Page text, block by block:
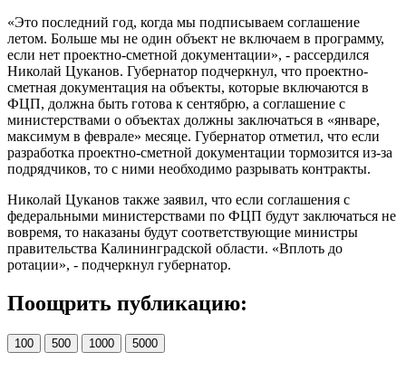
«Это последний год, когда мы подписываем соглашение
летом. Больше мы не один объект не включаем в программу,
если нет проектно-сметной документации», - рассердился
Николай Цуканов. Губернатор подчеркнул, что проектно-
сметная документация на объекты, которые включаются в
ФЦП, должна быть готова к сентябрю, а соглашение с
министерствами о объектах должны заключаться в «январе,
максимум в феврале» месяце. Губернатор отметил, что если
разработка проектно-сметной документации тормозится из-за
подрядчиков, то с ними необходимо разрывать контракты.
Николай Цуканов также заявил, что если соглашения с
федеральными министерствами по ФЦП будут заключаться не
вовремя, то наказаны будут соответствующие министры
правительства Калининградской области. «Вплоть до
ротации», - подчеркнул губернатор.
Поощрить публикацию:
100 500 1000 5000